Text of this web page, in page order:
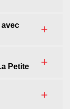
avec
Petite